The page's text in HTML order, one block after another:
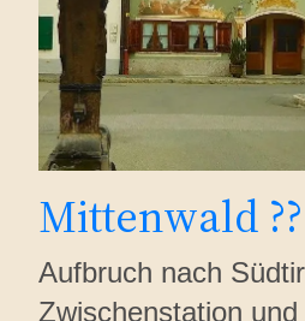
Mittenwald ??
Aufbruch nach
Zwischenstation und